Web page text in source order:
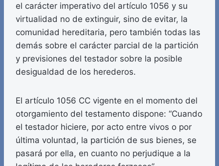
el carácter imperativo del artículo 1056 y su
virtualidad no de extinguir, sino de evitar, la
comunidad hereditaria, pero también todas las
demás sobre el carácter parcial de la partición
y previsiones del testador sobre la posible
desigualdad de los herederos.
El artículo 1056 CC vigente en el momento del
otorgamiento del testamento dispone: “Cuando
el testador hiciere, por acto entre vivos o por
última voluntad, la partición de sus bienes, se
pasará por ella, en cuanto no perjudique a la